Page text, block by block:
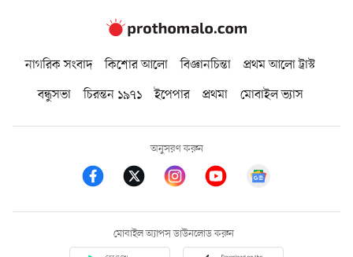
নাগরিক সংবাদ কিশোর আলো বিজ্ঞানচিন্তা
প্রথম আলো ট্রাস্ট
বন্ধুসভা
চিরন্তন ১৯৭১ ইপেপার প্রথমা মোবাইল ভ্যাস
অনুসরণ করুন
মোবাইল অ্যাপস ডাউনলোড করুন